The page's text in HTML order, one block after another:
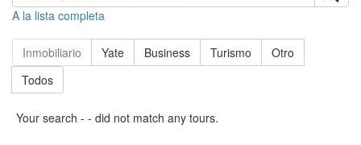
A la lista completa
Inmobiliario Yate Business Turismo
Otro
Todos
Your search - - did not match any tours.